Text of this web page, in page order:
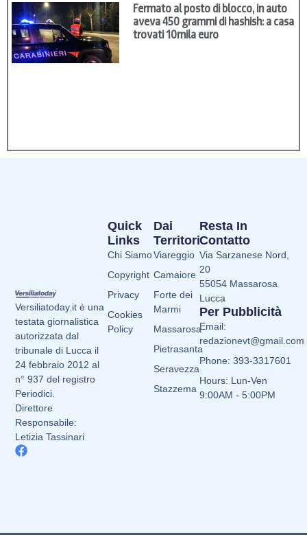
Fermato al posto di blocco, in auto
aveva 450 grammi di hashish: a casa
trovati 10mila euro
Versiliatoday.it è una
testata giornalistica
autorizzata dal
tribunale di Lucca il
24 febbraio 2012 al
n° 937 del registro
Periodici.
Direttore
Responsabile:
Letizia Tassinari
Dai
Territori
Viareggio
Camaiore
Forte dei
Marmi
Massarosa
Pietrasanta
Seravezza
Stazzema
Quick
Links
Chi Siamo
Copyright
Privacy
Cookies
Policy
Resta In
Contatto
Via Sarzanese Nord,
20
55054 Massarosa
Lucca
Per Pubblicità
Email:
redazionevt@gmail.com
Phone: 393-3317601
Hours: Lun-Ven
9:00AM - 5:00PM